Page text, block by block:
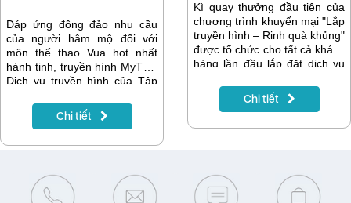
Đáp ứng đông đảo nhu cầu
của người hâm mộ đối với
môn thể thao Vua hot nhất
hành tinh, truyền hình MyTV -
Dịch vụ truyền hình của Tập
Việt Nam – VNPT đã đạt được
thỏa thuận chính thức sở hữu
ngày 17/07/2019 đến
10/08/2019 sắp tới
Chi tiết
Kì quay thưởng đầu tiên của
chương trình khuyến mại "Lắp
truyền hình – Rinh quà khủng"
được tổ chức cho tất cả khách
hàng lần đầu lắp đặt dịch vụ
phố lớn là Hà Nội và TP. Hồ
Chí Minh. Tại đây, 3 khách
Chi tiết